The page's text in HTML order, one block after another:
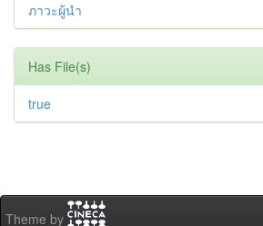
ภาวะผู้นำ
Has File(s)
true
Theme by